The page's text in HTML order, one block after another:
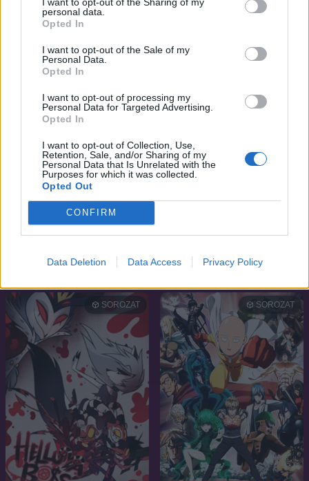
personal data.
Opted In
I want to opt-out of the Sale of my
Personal Data.
Opted In
I want to opt-out of processing my
Personal Data for Targeted Advertising.
Opted In
I want to opt-out of Collection, Use,
Retention, Sale, and/or Sharing of my
Personal Data that Is Unrelated with the
Purposes for which it was collected.
Opted Out
CONFIRM
Data Deletion Data Access Privacy Policy
Star Trek: Protostar
SOROZAT
Clannad: After Story
SOROZAT
The Batman
SOROZAT SOROZAT